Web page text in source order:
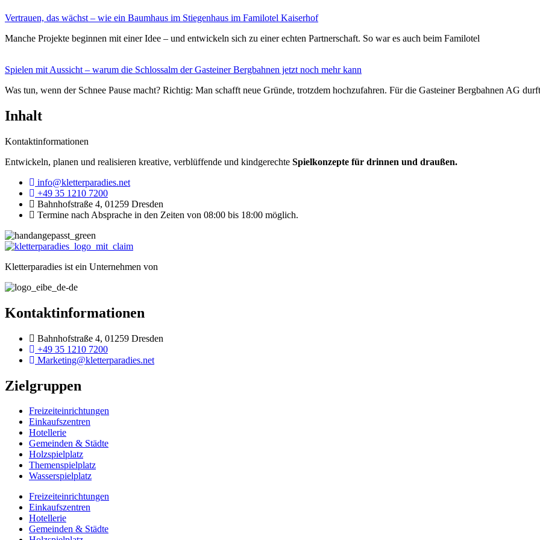
Vertrauen, das wächst – wie ein Baumhaus im Stiegenhaus im Familotel Kaiserhof
Manche Projekte beginnen mit einer Idee – und entwickeln sich zu einer echten Partnerschaft. So war es auch beim Familotel
Spielen mit Aussicht – warum die Schlossalm der Gasteiner Bergbahnen jetzt noch mehr kann
Was tun, wenn der Schnee Pause macht? Richtig: Man schafft neue Gründe, trotzdem hochzufahren. Für die Gasteiner Bergbahnen AG
Inhalt
Kontaktinformationen
Entwickeln, planen und realisieren kreative, verblüffende und kindgerechte Spielkonzepte für drinnen und draußen.
info@kletterparadies.net
+49 35 1210 7200
Bahnhofstraße 4, 01259 Dresden
Termine nach Absprache in den Zeiten von 08:00 bis 18:00 möglich.
Kletterparadies ist ein Unternehmen von
Kontaktinformationen
Bahnhofstraße 4, 01259 Dresden
+49 35 1210 7200
Marketing@kletterparadies.net
Zielgruppen
Freizeiteinrichtungen
Einkaufszentren
Hotellerie
Gemeinden & Städte
Holzspielplatz
Themenspielplatz
Wasserspielplatz
Freizeiteinrichtungen
Einkaufszentren
Hotellerie
Gemeinden & Städte